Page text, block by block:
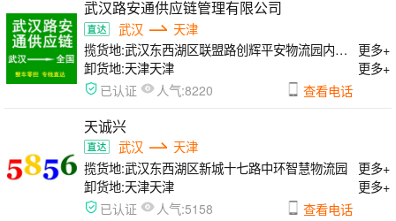
武汉路安通供应链管理有限公司
武汉
天津
揽货地:武汉东西湖区联盟路创辉平安物流园内3楼办公室
更多+
卸货地:天津天津 更多+
已认证 人气:8220 查看电话
天诚兴
武汉
天津
揽货地:武汉东西湖区新城十七路中环智慧物流园
更多+
卸货地:天津天津 更多+
已认证 人气:5158 查看电话